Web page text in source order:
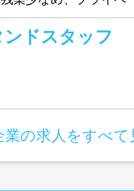
業代支給、無料駐車
長く働きたい方、ぜ
ドスタッフ
業の求人をすべて